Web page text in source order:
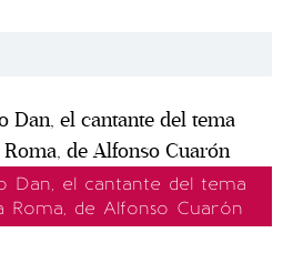
Dan, el cantante del tema
Roma, de Alfonso Cuarón